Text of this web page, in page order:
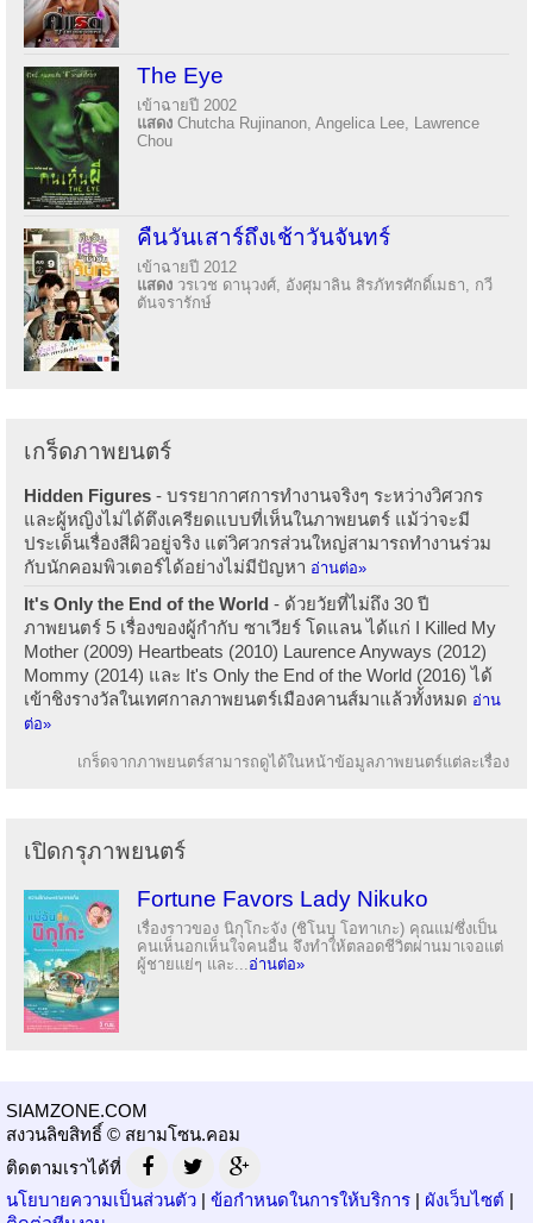
The Eye
เข้าฉายปี 2002
แสดง Chutcha Rujinanon, Angelica Lee, Lawrence
Chou
คืนวันเสาร์ถึงเช้าวันจันทร์
เข้าฉายปี 2012
แสดง วรเวช ดานุวงศ์, อังศุมาลิน สิรภัทรศักดิ์เมธา, กวี
ตันจรารักษ์
เกร็ดภาพยนตร์
Hidden Figures - บรรยากาศการทำงานจริงๆ ระหว่างวิศวกร
และผู้หญิงไม่ได้ตึงเครียดแบบที่เห็นในภาพยนตร์ แม้ว่าจะมี
ประเด็นเรื่องสีผิวอยู่จริง แต่วิศวกรส่วนใหญ่สามารถทำงานร่วม
กับนักคอมพิวเตอร์ได้อย่างไม่มีปัญหา อ่านต่อ»
It's Only the End of the World - ด้วยวัยที่ไม่ถึง 30 ปี
ภาพยนตร์ 5 เรื่องของผู้กำกับ ซาเวียร์ โดแลน ได้แก่ I Killed My
Mother (2009) Heartbeats (2010) Laurence Anyways (2012)
Mommy (2014) และ It's Only the End of the World (2016) ได้
เข้าชิงรางวัลในเทศกาลภาพยนตร์เมืองคานส์มาแล้วทั้งหมด อ่าน
ต่อ»
เกร็ดจากภาพยนตร์สามารถดูได้ในหน้าข้อมูลภาพยนตร์แต่ละเรื่อง
เปิดกรุภาพยนตร์
Fortune Favors Lady Nikuko
เรื่องราวของ นิกุโกะจัง (ชิโนบุ โอทาเกะ) คุณแม่ซึ่งเป็น
คนเห็นอกเห็นใจคนอื่น จึงทำให้ตลอดชีวิตผ่านมาเจอแต่
ผู้ชายแย่ๆ และ... อ่านต่อ»
SIAMZONE.COM
สงวนลิขสิทธิ์ © สยามโซน.คอม
ติดตามเราได้ที่
นโยบายความเป็นส่วนตัว | ข้อกำหนดในการให้บริการ | ผังเว็บไซต์ |